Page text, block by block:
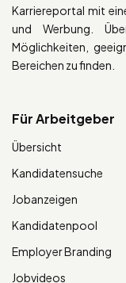
Karriereportal mit
und Werbung.
Möglichkeiten,
Bereichen zu finden.
Für Arbeitgeber
Übersicht
Kandidatensuche
Jobanzeigen
Kandidatenpool
Employer Branding
Jobvideos